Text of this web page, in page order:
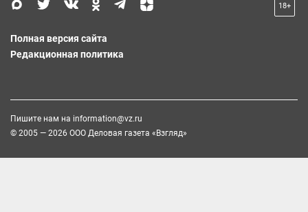
18+
Полная версия сайта
Редакционная политика
Пишите нам на information@vz.ru
© 2005 — 2026 ООО Деловая газета «Взгляд»